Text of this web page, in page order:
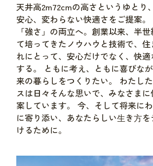
天井高2m72cmの高さというゆとり
安心、変わらない快適さをご提案。
「強さ」の両立へ。創業以来、半
て培ってきたノウハウと技術で、
れにとって、安心だけでなく、快
する。 ともに考え、ともに喜びな
来の暮らしをつくりたい。 わたし
スは日々そんな思いで、みなさま
案しています。 今、そして将来に
に寄り添い、あなたらしい⽣き⽅
けるために。